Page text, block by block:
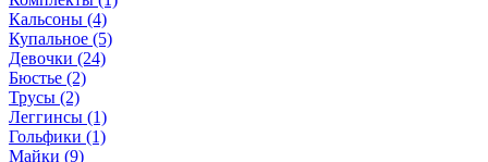
Кальсоны (4)
Купальное (5)
Девочки (24)
Бюстье (2)
Трусы (2)
Леггинсы (1)
Гольфики (1)
Майки (9)